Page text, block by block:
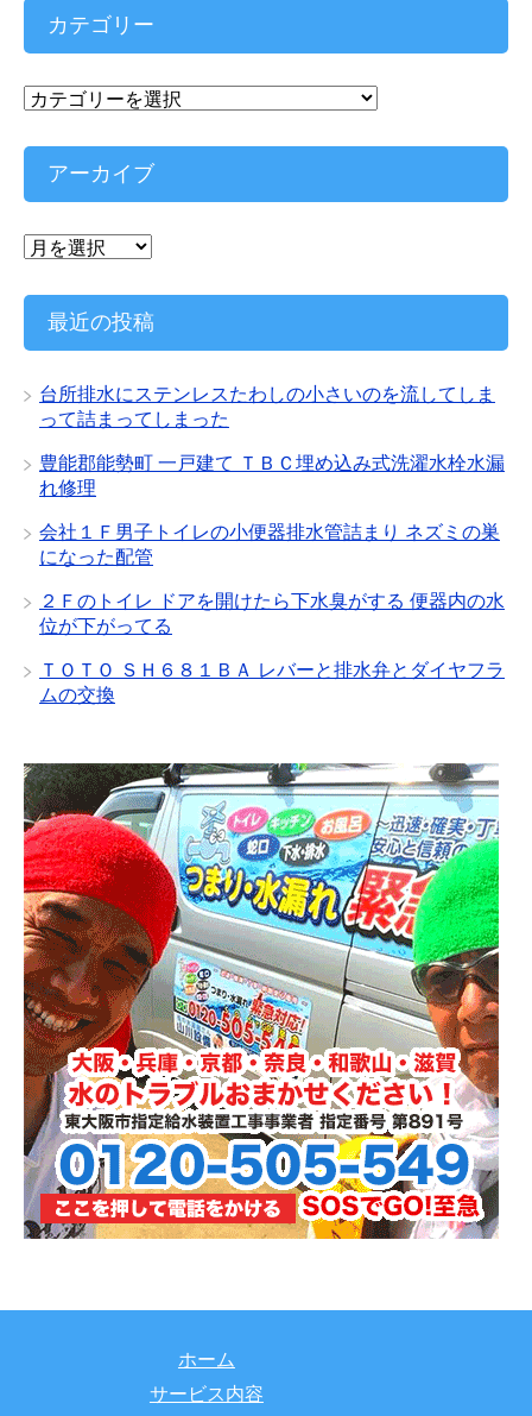
カテゴリー
カ
ゴ
ー
アーカイブ
ア
カ
ブ
最近の投稿
台所排水にステンレスたわしの小さいのを流してしま
って詰まってしまった
豊能郡能勢町 一戸建て ＴＢＣ埋め込み式洗濯水栓水漏
れ修理
会社１Ｆ男子トイレの小便器排水管詰まり ネズミの巣
になった配管
２Ｆのトイレ ドアを開けたら下水臭がする 便器内の水
位が下がってる
ＴＯＴＯ ＳＨ６８１ＢＡ レバーと排水弁とダイヤフラ
ムの交換
ホーム
サービス内容